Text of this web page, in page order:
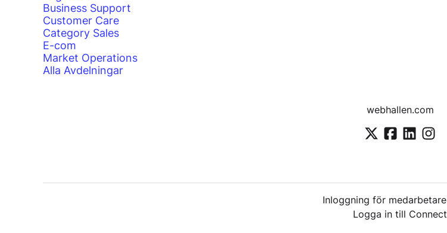
Business Support
Customer Care
Category Sales
E-com
Market Operations
Alla Avdelningar
webhallen.com
Inloggning för medarbetare
Logga in till Connect